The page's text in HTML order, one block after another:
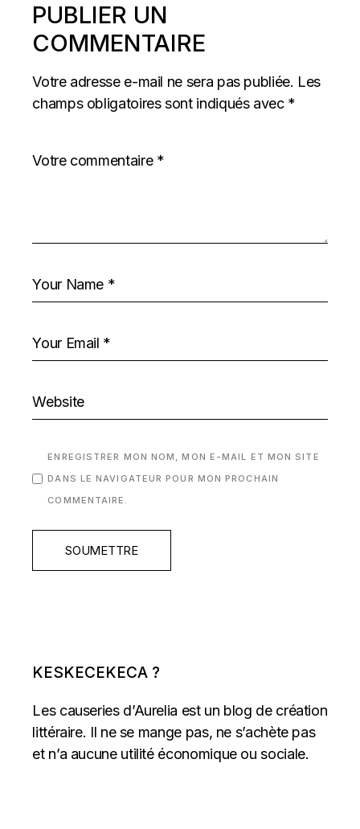
PUBLIER UN
COMMENTAIRE
Votre adresse e-mail ne sera pas publiée. Les
champs obligatoires sont indiqués avec *
ENREGISTRER MON NOM, MON E-MAIL ET MON SITE
DANS LE NAVIGATEUR POUR MON PROCHAIN
COMMENTAIRE.
SOUMETTRE
KESKECEKECA ?
Les causeries d’Aurelia est un blog de création
littéraire. Il ne se mange pas, ne s’achète pas
et n’a aucune utilité économique ou sociale.